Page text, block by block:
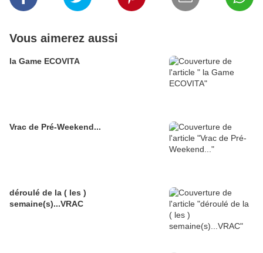
Vous aimerez aussi
la Game ECOVITA
Vrac de Pré-Weekend...
déroulé de la ( les )
semaine(s)...VRAC